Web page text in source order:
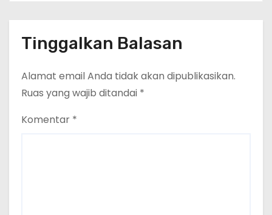
Tinggalkan Balasan
Alamat email Anda tidak akan dipublikasikan.
Ruas yang wajib ditandai *
Komentar *